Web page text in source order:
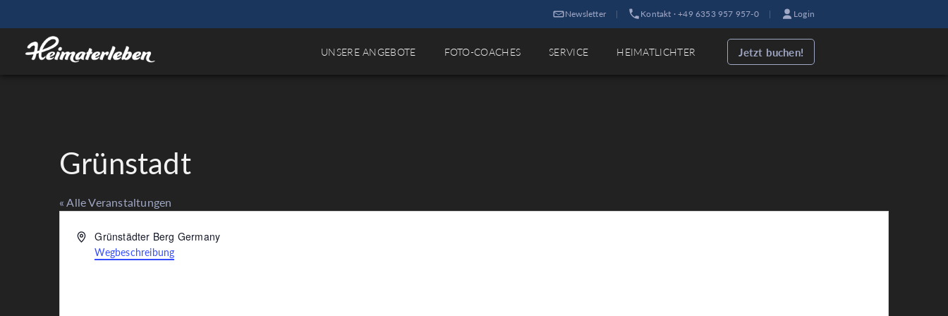
Newsletter | Kontakt · +49 6353 957 957-0 | Login
UNSERE ANGEBOTE FOTO-COACHES SERVICE HEIMATLICHTER Jetzt buchen!
Grünstadt
« Alle Veranstaltungen
AdresseGrünstädter Berg Germany
Wegbeschreibung